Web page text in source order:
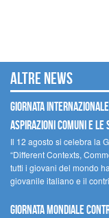
Altre news
GIORNATA
ASPIRAZIONI COMUNI E LE
Il 12 agosto si celebra la
“Different Contexts,
tutti i giovani del mondo
giovanile italiano e il
GIORNATA MONDIALE